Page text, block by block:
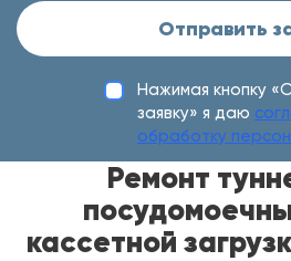
Отправить
Нажимая кнопку
заявку» я даю
обработку
Ремонт
кассетной